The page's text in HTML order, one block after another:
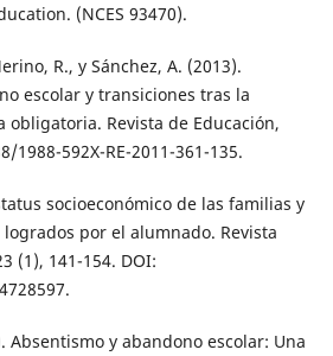
(NCES 93470).
R., y Sánchez, A. (2013).
escolar y transiciones tras la
obligatoria. Revista de Educación,
1988-592X-RE-2011-361-135.
socioeconómico de las familias y
por el alumnado. Revista
(1), 141-154. DOI:
Absentismo y abandono escolar: Una